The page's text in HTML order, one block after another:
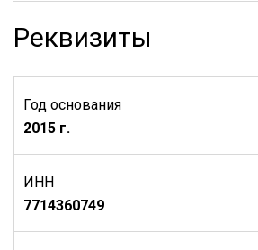
Реквизиты
Год основания
2015 г.
ИНН
7714360749